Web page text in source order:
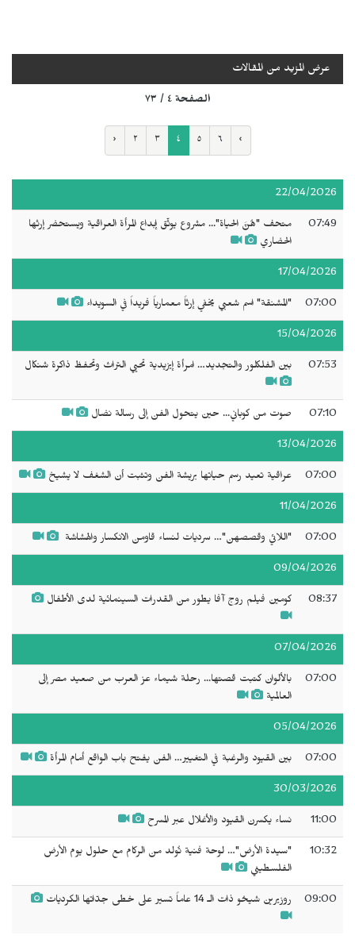
عرض المزيد من المقالات
الصفحة ٤ / ٧٣
‹ ٢ ٣ ٤ ٥ ٦ ›
22/04/2026
07:49
متحف "هُنَّ الحياة"... مشروع يوثّق إبداع المرأة العراقية ويستحضر إرثها
الحضاري
17/04/2026
07:00 "المشنقة" اسم شعبي يخفي إرثاً معمارياً فريداً في السويداء
15/04/2026
07:53 بين الفلكلور والتجديد… امرأة إيزيدية تحيي التراث وتحفظ ذاكرة شنكال
07:10 صوت من كوباني... حين يتحول الفن إلى رسالة نضال
13/04/2026
07:00 عراقية تعيد رسم حياتها بريشة الفن وتثبت أن الشغف لا يشيخ
11/04/2026
07:00 "‬اللائي وقصصهن‫"…‬ سرديات لنساء قاومن الانكسار والهشاشة ‬‬‬‬
09/04/2026
08:37 كومين فيلم روج آفا يطور من القدرات السينمائية لدى الأطفال
07/04/2026
07:00
بالألوان كتبت قصتها... رحلة شيماء عز العرب من صعيد مصر إلى
العالمية
05/04/2026
07:00 بين القيود والرغبة في التغيير… الفن يفتح باب الواقع أمام المرأة
30/03/2026
11:00 نساء يكسرن القيود والأغلال عبر المسرح
10:32
"سيدة الأرض"… لوحة فنية تُولد من الركام مع حلول يوم الأرض
الفلسطيني
09:00 روزيرين شيخو ذات الـ 14 عاماً تسير على خطى جدّاتها الكرديات